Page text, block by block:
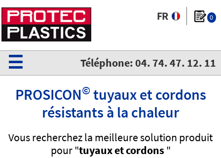
0
Téléphone: 04. 74. 47. 12. 11
☰
PROSICON© tuyaux et cordons
résistants à la chaleur
Vous recherchez la meilleure solution produit
pour "tuyaux et cordons"